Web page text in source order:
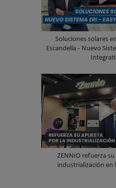
Soluciones solares
Escandella - Nuevo
ZENNIO refuerza
industrialización en